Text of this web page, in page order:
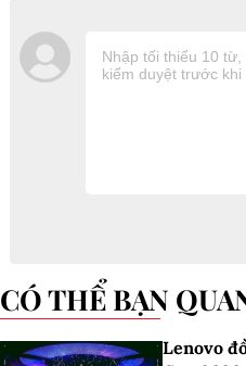
CÓ THỂ BẠN
Lenovo